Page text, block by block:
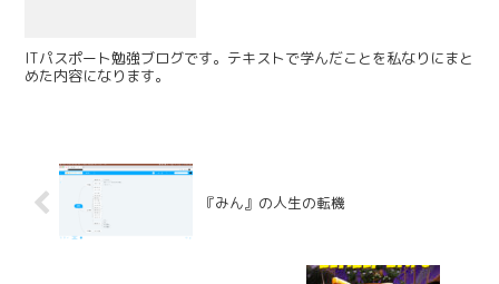
ITパスポート勉強ブログです。テキストで学んだことを私なりにまと
めた内容になります。
『みん』の人生の転機